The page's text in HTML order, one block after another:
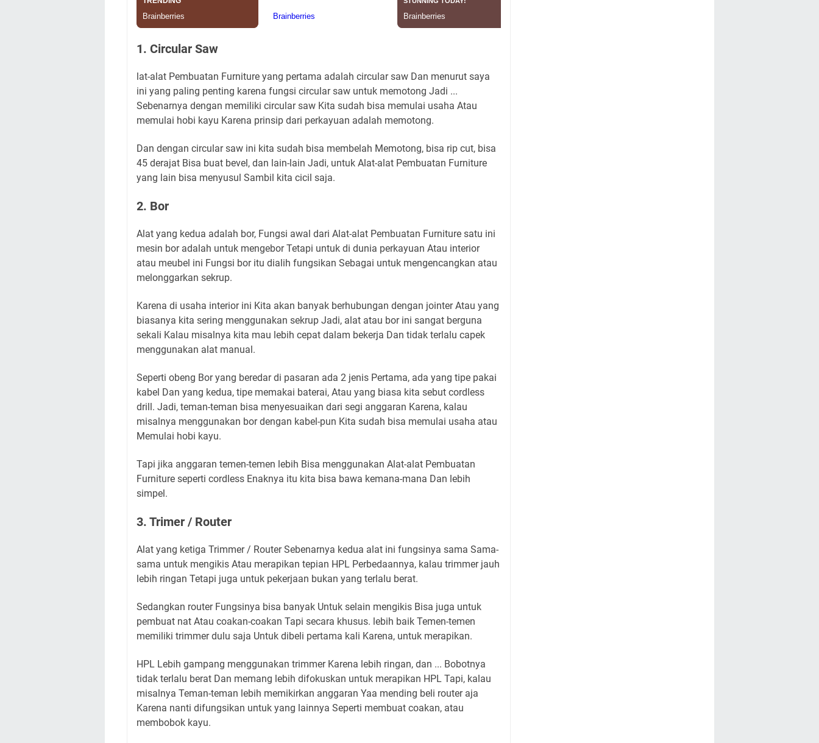
1. Circular Saw
lat-alat Pembuatan Furniture yang pertama adalah circular saw Dan menurut saya
ini yang paling penting karena fungsi circular saw untuk memotong Jadi ...
Sebenarnya dengan memiliki circular saw Kita sudah bisa memulai usaha Atau
memulai hobi kayu Karena prinsip dari perkayuan adalah memotong.
Dan dengan circular saw ini kita sudah bisa membelah Memotong, bisa rip cut, bisa
45 derajat Bisa buat bevel, dan lain-lain Jadi, untuk Alat-alat Pembuatan Furniture
yang lain bisa menyusul Sambil kita cicil saja.
2. Bor
Alat yang kedua adalah bor, Fungsi awal dari Alat-alat Pembuatan Furniture satu ini
mesin bor adalah untuk mengebor Tetapi untuk di dunia perkayuan Atau interior
atau meubel ini Fungsi bor itu dialih fungsikan Sebagai untuk mengencangkan atau
melonggarkan sekrup.
Karena di usaha interior ini Kita akan banyak berhubungan dengan jointer Atau yang
biasanya kita sering menggunakan sekrup Jadi, alat atau bor ini sangat berguna
sekali Kalau misalnya kita mau lebih cepat dalam bekerja Dan tidak terlalu capek
menggunakan alat manual.
Seperti obeng Bor yang beredar di pasaran ada 2 jenis Pertama, ada yang tipe pakai
kabel Dan yang kedua, tipe memakai baterai, Atau yang biasa kita sebut cordless
drill. Jadi, teman-teman bisa menyesuaikan dari segi anggaran Karena, kalau
misalnya menggunakan bor dengan kabel-pun Kita sudah bisa memulai usaha atau
Memulai hobi kayu.
Tapi jika anggaran temen-temen lebih Bisa menggunakan Alat-alat Pembuatan
Furniture seperti cordless Enaknya itu kita bisa bawa kemana-mana Dan lebih
simpel.
3. Trimer / Router
Alat yang ketiga Trimmer / Router Sebenarnya kedua alat ini fungsinya sama Sama-
sama untuk mengikis Atau merapikan tepian HPL Perbedaannya, kalau trimmer jauh
lebih ringan Tetapi juga untuk pekerjaan bukan yang terlalu berat.
Sedangkan router Fungsinya bisa banyak Untuk selain mengikis Bisa juga untuk
pembuat nat Atau coakan-coakan Tapi secara khusus. lebih baik Temen-temen
memiliki trimmer dulu saja Untuk dibeli pertama kali Karena, untuk merapikan.
HPL Lebih gampang menggunakan trimmer Karena lebih ringan, dan ... Bobotnya
tidak terlalu berat Dan memang lebih difokuskan untuk merapikan HPL Tapi, kalau
misalnya Teman-teman lebih memikirkan anggaran Yaa mending beli router aja
Karena nanti difungsikan untuk yang lainnya Seperti membuat coakan, atau
membobok kayu.